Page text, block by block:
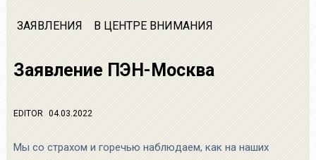
ЗАЯВЛЕНИЯ В ЦЕНТРЕ ВНИМАНИЯ
Заявление ПЭН-Москва
EDITOR 04.03.2022
Мы со страхом и горечью наблюдаем, как на наших